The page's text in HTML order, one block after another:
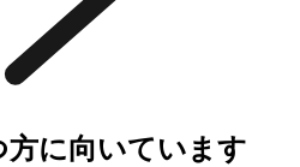
に向いています